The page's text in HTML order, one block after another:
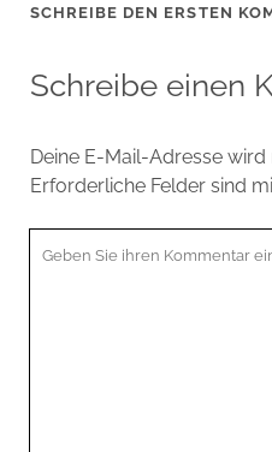
SCHREIBE DEN ERSTEN
Schreibe einen
Deine E-Mail-Adresse
Erforderliche Felder sind